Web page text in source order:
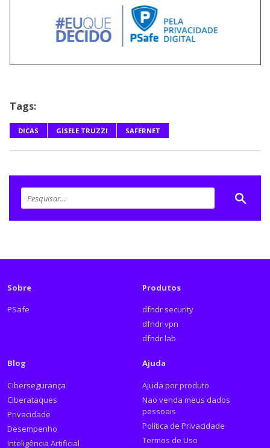
Tags:
DICAS GISELE TRUZZI SAFERNET
Sobre
PSafe
Produtos
dfndr security
dfndr vpn
dfndr lab
Blog
Cibersegurança
Ciberataques
Privacidade
Desempenho
Inteligência Artificial
Ajuda
Ajuda por produto
Nao venda meus dados
pessoais
Política de Privacidade
Termos de Uso